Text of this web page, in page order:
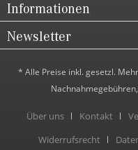
Informationen
Newsletter
* Alle Preise inkl. gesetzl.
Über uns Kontakt
Widerrufsrecht